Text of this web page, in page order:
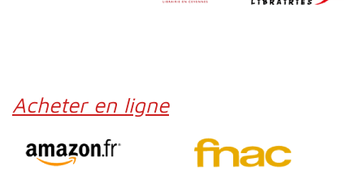
Acheter en ligne